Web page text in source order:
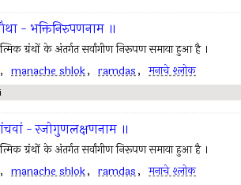
- भक्तिनिरुपणनाम ॥
ग्रंथों के अंतर्गत सर्वांगीण निरूपण समाया हुआ है ।
, manache shlok, ramdas, मनाचे श्लोक
- रजोगुणलक्षणनाम ॥
ग्रंथों के अंतर्गत सर्वांगीण निरूपण समाया हुआ है ।
, manache shlok, ramdas, मनाचे श्लोक